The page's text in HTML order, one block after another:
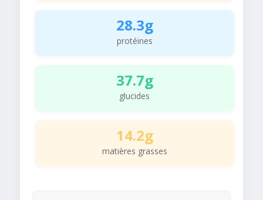
28.3g
protéines
37.7g
glucides
14.2g
matières grasses